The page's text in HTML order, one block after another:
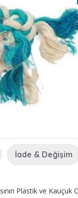
İade & Değişim
Plastik ve